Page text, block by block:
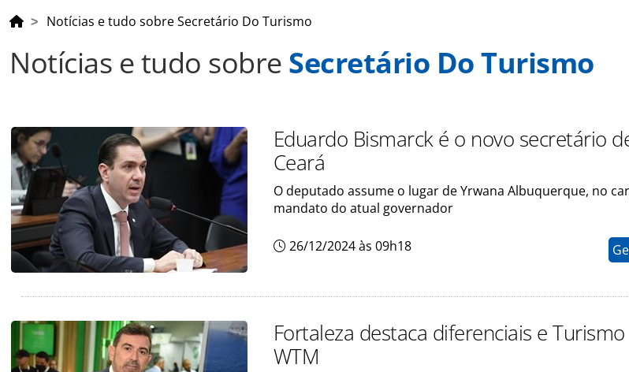
Notícias e tudo sobre Secretário Do Turismo
Notícias e tudo sobre Secretário Do Turismo
Eduardo Bismarck é o novo secretário
Ceará
O deputado assume o lugar de Yrwana Albuquerque, no
mandato do atual governador
26/12/2024 às 09h18
Fortaleza destaca diferenciais e
WTM